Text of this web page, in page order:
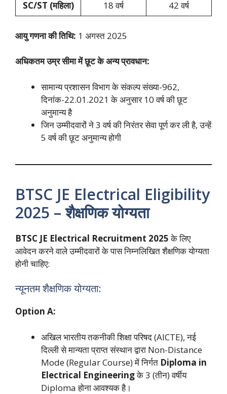
SC/ST (महिला) 18 वर्ष 42 वर्ष
आयु गणना की तिथि: 1 अगस्त 2025
अधिकतम उम्र सीमा में छूट के अन्य प्रावधान:
सामान्य प्रशासन विभाग के संकल्प संख्या-962,
दिनांक-22.01.2021 के अनुसार 10 वर्ष की छूट
अनुमान्य है
जिन उम्मीदवारों ने 3 वर्ष की निरंतर सेवा पूर्ण कर ली है, उन्हें
5 वर्ष की छूट अनुमान्य होगी
BTSC JE Electrical Eligibility
2025 – शैक्षणिक योग्यता
BTSC JE Electrical Recruitment 2025के लिए
आवेदन करने वाले उम्मीदवारों के पास निम्नलिखित शैक्षणिक योग्यता
होनी चाहिए:
न्यूनतम शैक्षणिक योग्यता:
Option A:
अखिल भारतीय तकनीकी शिक्षा परिषद (AICTE), नई
दिल्ली से मान्यता प्राप्त संस्थान द्वारा Non-Distance
Mode (Regular Course) में निर्गत Diploma in
Electrical Engineeringके 3 (तीन) वर्षीय
Diploma होना आवश्यक है।